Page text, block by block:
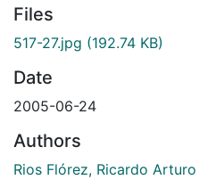
Files
517-27.jpg (192.74 KB)
Date
2005-06-24
Authors
Rios Flórez, Ricardo Arturo